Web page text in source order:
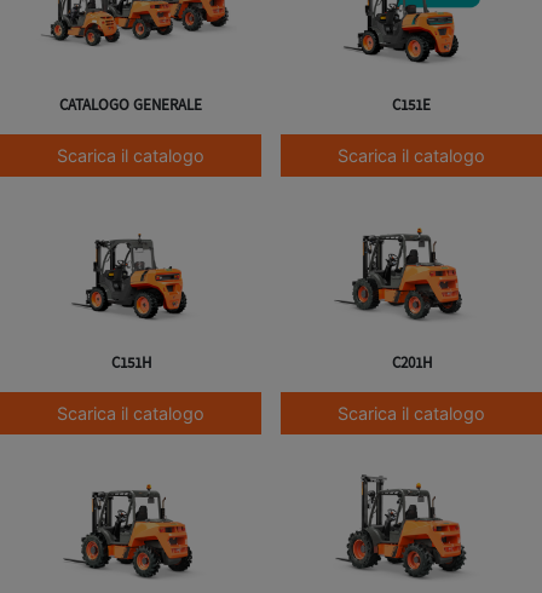
CATALOGO GENERALE
Scarica il catalogo
C151E
Scarica il catalogo
C151H
Scarica il catalogo
C201H
Scarica il catalogo